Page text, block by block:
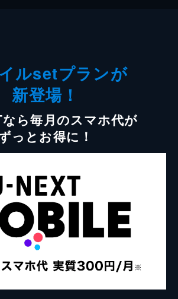
ルsetプランが
新登場！
ら毎月のスマホ代が
っとお得に！